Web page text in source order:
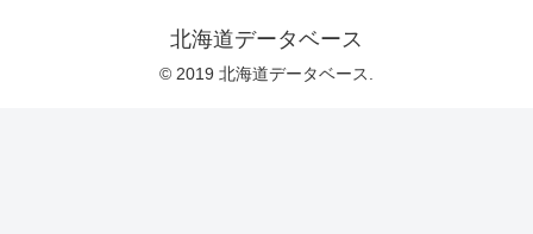
北海道データベース
© 2019 北海道データベース.